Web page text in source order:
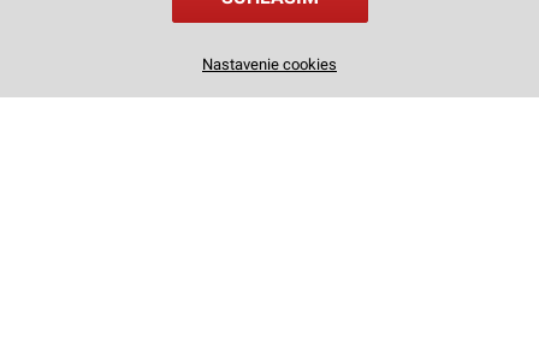
Nastavenie cookies